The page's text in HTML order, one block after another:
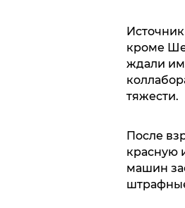
кроме
ждали
тяжести.
После
красную
машин